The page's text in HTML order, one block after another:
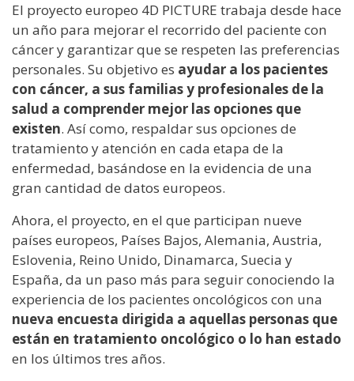
El proyecto europeo 4D PICTURE trabaja desde hace
un año para mejorar el recorrido del paciente con
cáncer y garantizar que se respeten las preferencias
personales. Su objetivo es ayudar a los pacientes
con cáncer, a sus familias y profesionales de la
salud a comprender mejor las opciones que
existen. Así como, respaldar sus opciones de
tratamiento y atención en cada etapa de la
enfermedad, basándose en la evidencia de una
gran cantidad de datos europeos.
Ahora, el proyecto, en el que participan nueve
países europeos, Países Bajos, Alemania, Austria,
Eslovenia, Reino Unido, Dinamarca, Suecia y
España, da un paso más para seguir conociendo la
experiencia de los pacientes oncológicos con una
nueva encuesta dirigida a aquellas personas que
están en tratamiento oncológico o lo han estado
en los últimos tres años.